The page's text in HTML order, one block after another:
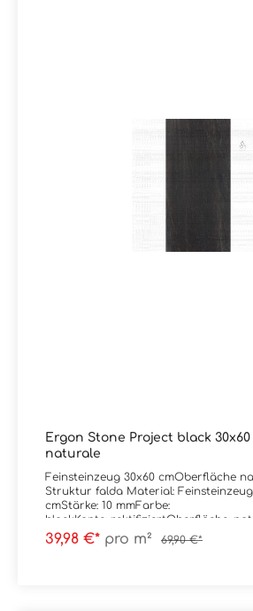
Ergon Stone Project black
naturale
Feinsteinzeug 30x60 cmOberfläche
Struktur falda Material:
cmStärke: 10 mmFarbe:
blackKante: rektifiziertOberfläche:
mattAbrieb/Trittsicherheit: V/R10
Verpackungsdaten:Paketinhalt: 1,08
39,98 €* pro m² 69,90 €*